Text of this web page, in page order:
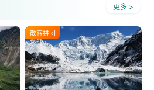
更多 >
散客拼团